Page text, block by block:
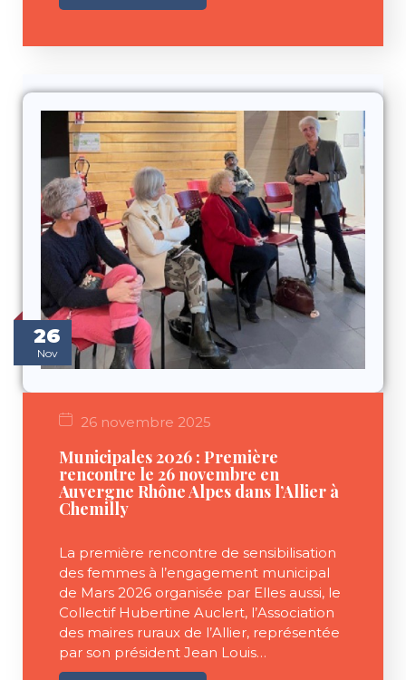
26
Nov
26 novembre 2025
Municipales 2026 : Première
rencontre le 26 novembre en
Auvergne Rhône Alpes dans l’Allier à
Chemilly
La première rencontre de sensibilisation
des femmes à l’engagement municipal
de Mars 2026 organisée par Elles aussi, le
Collectif Hubertine Auclert, l’Association
des maires ruraux de l’Allier, représentée
par son président Jean Louis…